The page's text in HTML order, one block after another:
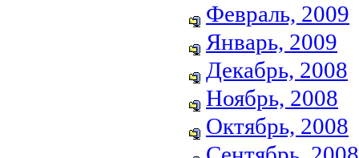
Февраль, 2009
Январь, 2009
Декабрь, 2008
Ноябрь, 2008
Октябрь, 2008